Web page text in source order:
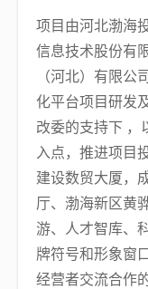
项目由河北渤海
信息技术股份有
（河北）有限公
化平台项目研发
改委的支持下 ，
入点，推进项目
建设数贸大厦，
厅、渤海新区黄
游、人才智库、
牌符号和形象窗
经营者交流合作